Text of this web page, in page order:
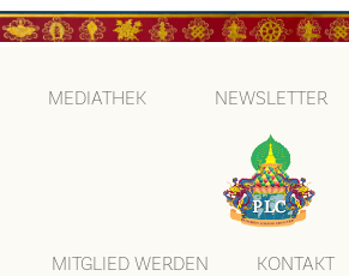
MEDIATHEK NEWSLETTER
MITGLIED WERDEN KONTAKT